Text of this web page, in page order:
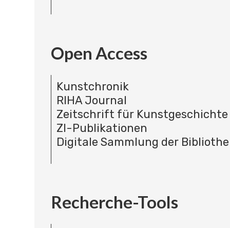
Open Access
Kunstchronik
RIHA Journal
Zeitschrift für Kunstgeschichte
ZI-Publikationen
Digitale Sammlung der
Recherche-Tools